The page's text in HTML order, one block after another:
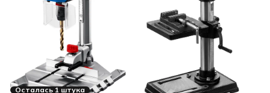
Осталась 1 штука